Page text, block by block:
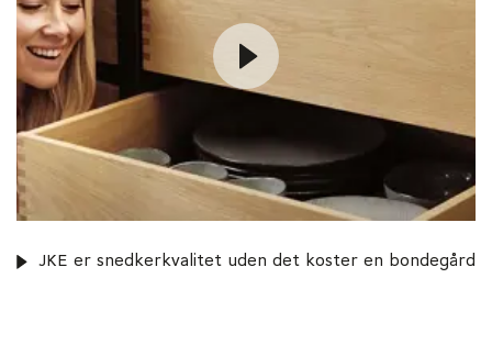
JKE er snedkerkvalitet uden det koster en bondegård